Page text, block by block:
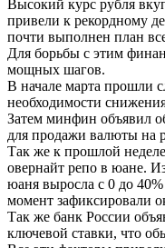
Высокий курс рубля
привели к рекордному
почти выполнен план
Для борьбы с этим
мощных шагов.
В начале марта прошли
необходимости
Затем минфин объявил
для продажи валюты на
Так же к прошлой
овернайт репо в юане.
юаня выросла с 0 до
момент зафиксировали
Так же банк России
ключевой ставки, что